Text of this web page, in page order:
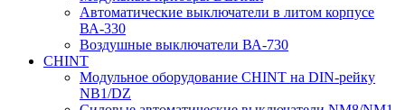
Автоматические выключатели в литом корпусе
ВА-330
Воздушные выключатели ВА-730
CHINT
Модульное оборудование CHINT на DIN-рейку
NB1/DZ